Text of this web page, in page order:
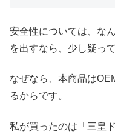
安全性については、な
を出すなら、少し疑っ
なぜなら、本商品は
るからです。
私が買ったのは「三皇